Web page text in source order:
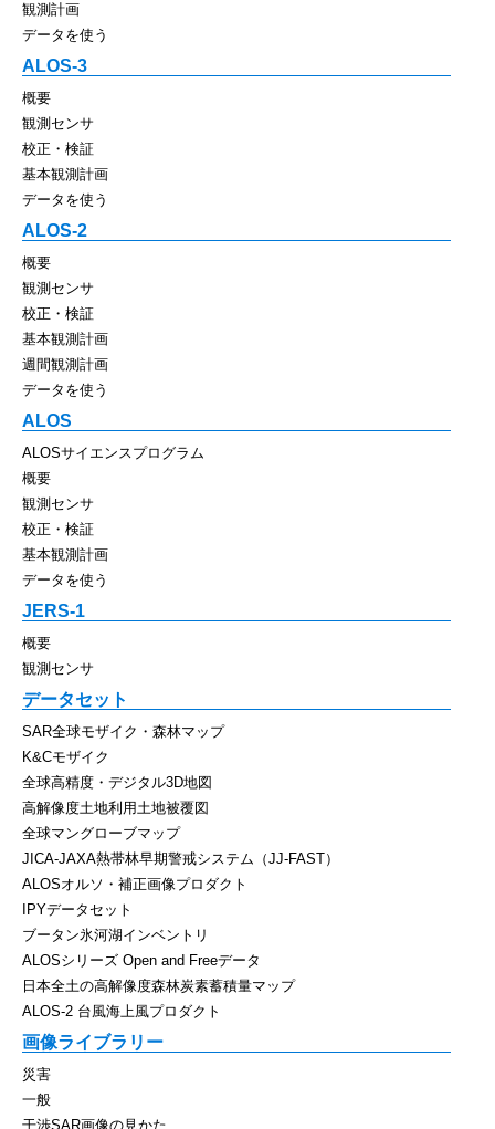
観測計画
データを使う
ALOS-3
概要
観測センサ
校正・検証
基本観測計画
データを使う
ALOS-2
概要
観測センサ
校正・検証
基本観測計画
週間観測計画
データを使う
ALOS
ALOSサイエンスプログラム
概要
観測センサ
校正・検証
基本観測計画
データを使う
JERS-1
概要
観測センサ
データセット
SAR全球モザイク・森林マップ
K&Cモザイク
全球高精度・デジタル3D地図
高解像度土地利用土地被覆図
全球マングローブマップ
JICA-JAXA熱帯林早期警戒システム（JJ-FAST）
ALOSオルソ・補正画像プロダクト
IPYデータセット
ブータン氷河湖インベントリ
ALOSシリーズ Open and Freeデータ
日本全土の高解像度森林炭素蓄積量マップ
ALOS-2 台風海上風プロダクト
画像ライブラリー
災害
一般
干渉SAR画像の見かた